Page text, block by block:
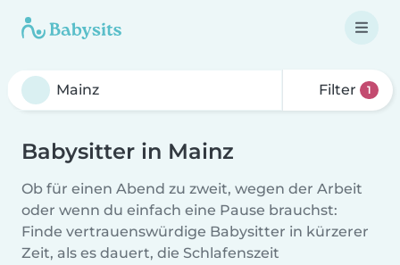
Filter 1
Babysitter in Mainz
Ob für einen Abend zu zweit, wegen der Arbeit
oder wenn du einfach eine Pause brauchst:
Finde vertrauenswürdige Babysitter in kürzerer
Zeit, als es dauert, die Schlafenszeit